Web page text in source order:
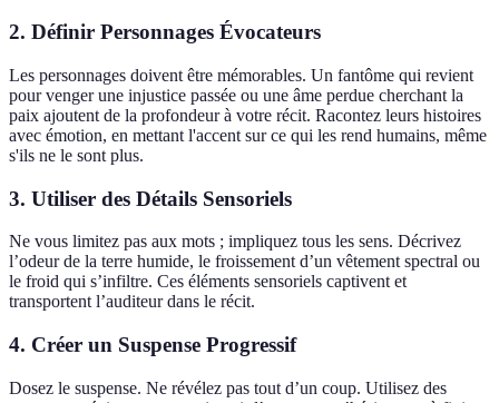
2. Définir Personnages Évocateurs
Les personnages doivent être mémorables. Un fantôme qui revient
pour venger une injustice passée ou une âme perdue cherchant la
paix ajoutent de la profondeur à votre récit. Racontez leurs histoires
avec émotion, en mettant l'accent sur ce qui les rend humains, même
s'ils ne le sont plus.
3. Utiliser des Détails Sensoriels
Ne vous limitez pas aux mots ; impliquez tous les sens. Décrivez
l’odeur de la terre humide, le froissement d’un vêtement spectral ou
le froid qui s’infiltre. Ces éléments sensoriels captivent et
transportent l’auditeur dans le récit.
4. Créer un Suspense Progressif
Dosez le suspense. Ne révélez pas tout d’un coup. Utilisez des